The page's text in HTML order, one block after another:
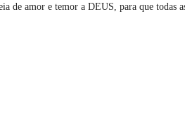
de amor e temor a DEUS, para que todas